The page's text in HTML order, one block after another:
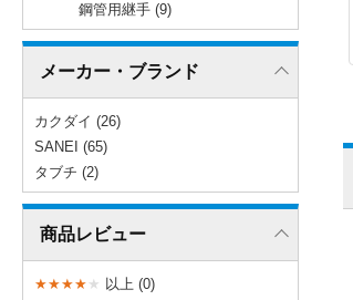
鋼管用継手 (9)
メーカー・ブランド
カクダイ (26)
SANEI (65)
タブチ (2)
商品レビュー
★★★★ ★ 以上 (0)